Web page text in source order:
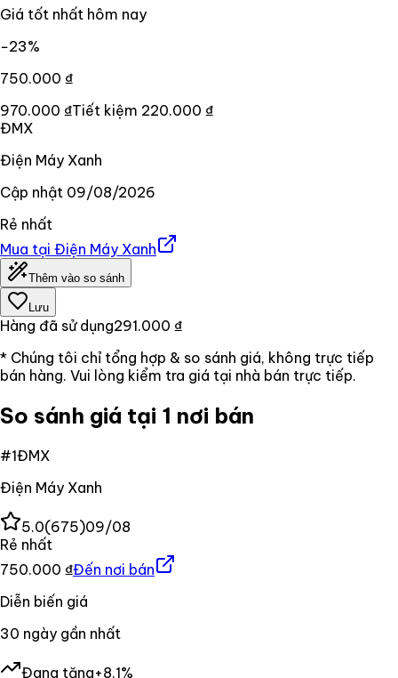
Giá tốt nhất hôm nay
−23%
750.000 ₫
970.000 ₫Tiết kiệm 220.000 ₫
ĐMX
Điện Máy Xanh
Cập nhật 09/08/2026
Rẻ nhất
Mua tại Điện Máy Xanh
Thêm vào so sánh
Lưu
Hàng đã sử dụng291.000 ₫
* Chúng tôi chỉ tổng hợp & so sánh giá, không trực tiếp
bán hàng. Vui lòng kiểm tra giá tại nhà bán trực tiếp.
So sánh giá tại 1 nơi bán
#1ĐMX
Điện Máy Xanh
5.0(675)09/08
Rẻ nhất
750.000 ₫Đến nơi bán
Diễn biến giá
30 ngày gần nhất
Đang tăng+8.1%